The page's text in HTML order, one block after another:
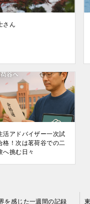
さん
活アドバイザー一次試
格！次は茗荷谷での二
へ挑む日々
を感じた一週間の記録